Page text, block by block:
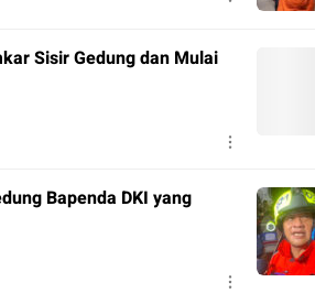
Sisir Gedung dan Mulai
Bapenda DKI yang